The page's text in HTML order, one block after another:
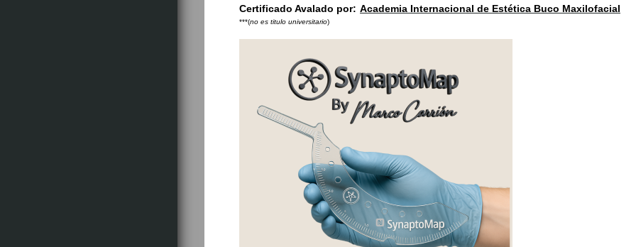
Certificado Avalado por: Academia Internacional de Estética Buco Maxilofacial
***(no es titulo universitario)